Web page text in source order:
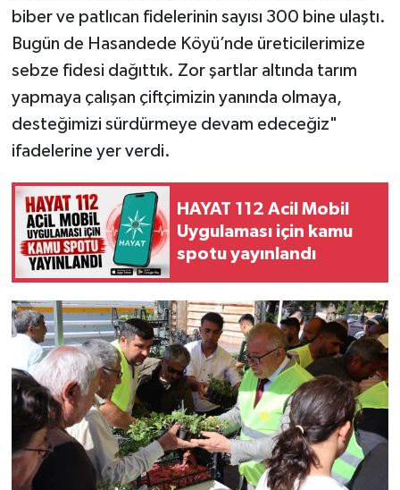
biber ve patlıcan fidelerinin sayısı 300 bine ulaştı.
Bugün de Hasandede Köyü’nde üreticilerimize
sebze fidesi dağıttık. Zor şartlar altında tarım
yapmaya çalışan çiftçimizin yanında olmaya,
desteğimizi sürdürmeye devam edeceğiz"
ifadelerine yer verdi.
HAYAT 112 Acil Mobil
Uygulaması için kamu
spotu yayınlandı